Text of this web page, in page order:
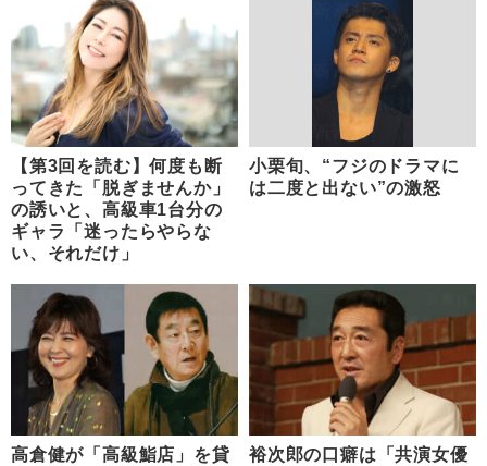
【第3回を読む】何度も断
ってきた「脱ぎませんか」
の誘いと、高級車1台分の
ギャラ「迷ったらやらな
い、それだけ」
小栗旬、“フジのドラマに
は二度と出ない”の激怒
高倉健が「高級鮨店」を貸
裕次郎の口癖は「共演女優